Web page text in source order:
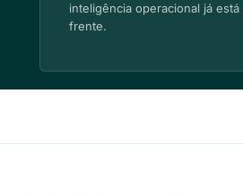
inteligência operacional já está
frente.